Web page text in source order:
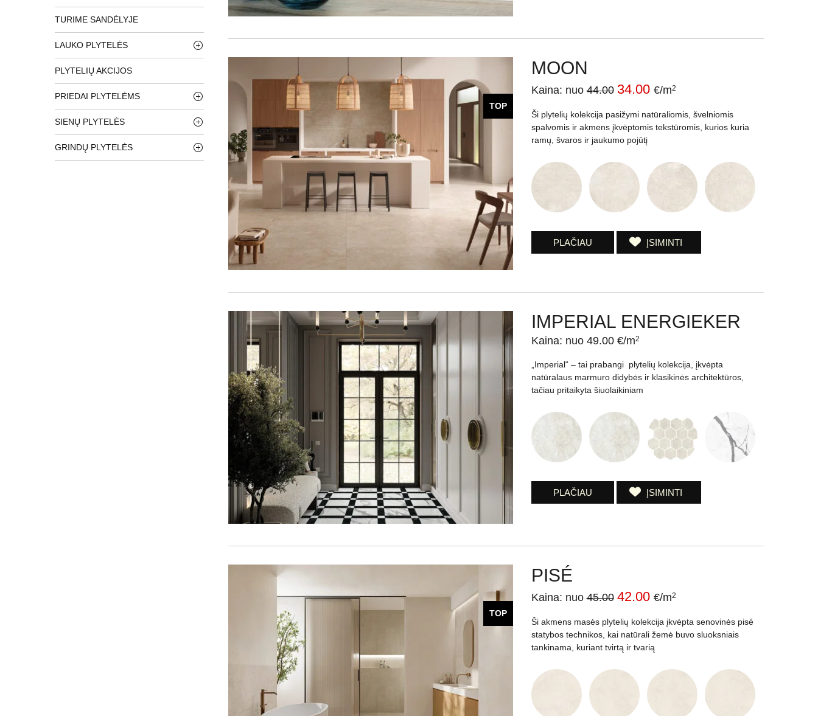
TURIME SANDĖLYJE
LAUKO PLYTELĖS
PLYTELIŲ AKCIJOS
PRIEDAI PLYTELĖMS
SIENŲ PLYTELĖS
GRINDŲ PLYTELĖS
TOP
MOON
Kaina: nuo44.00 34.00 €/m2
Ši plytelių kolekcija pasižymi natūraliomis, švelniomis
spalvomis ir akmens įkvėptomis tekstūromis, kurios kuria
ramų, švaros ir jaukumo pojūtį
PLAČIAU ĮSIMINTI
IMPERIAL ENERGIEKER
Kaina: nuo 49.00 €/m2
„Imperial“ – tai prabangi plytelių kolekcija, įkvėpta
natūralaus marmuro didybės ir klasikinės architektūros,
tačiau pritaikyta šiuolaikiniam
PLAČIAU ĮSIMINTI
TOP
PISÉ
Kaina: nuo45.00 42.00 €/m2
Ši akmens masės plytelių kolekcija įkvėpta senovinės pisé
statybos technikos, kai natūrali žemė buvo sluoksniais
tankinama, kuriant tvirtą ir tvarią